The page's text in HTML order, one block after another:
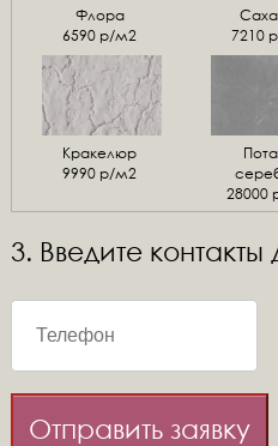
Флора
6590 р/м2
7210
Кракелюр
9990 р/м2
28000
3. Введите контакты
Отправить заявку